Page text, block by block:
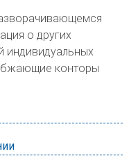
о других
индивидуальных
конторы